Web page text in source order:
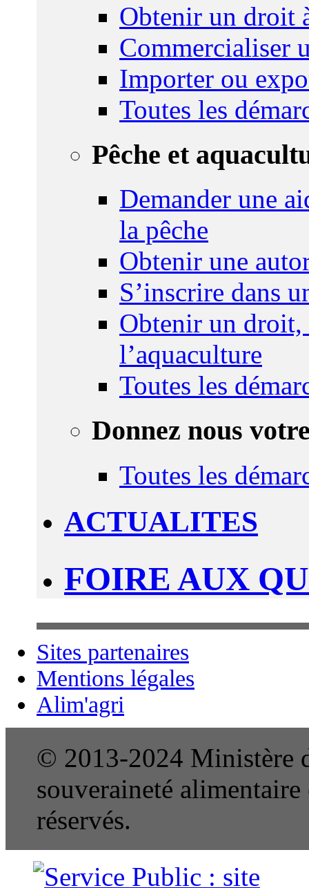
Obtenir un droit
Commercialiser
Importer ou
Toutes les
Pêche et
Demander une
la pêche
Obtenir une
S’inscrire dans
Obtenir un droit,
l’aquaculture
Toutes les
Donnez nous
Toutes les
ACTUALITES
FOIRE AUX
Sites partenaires
Mentions légales
Alim'agri
© 2013-2024 Ministère
souveraineté
réservés.